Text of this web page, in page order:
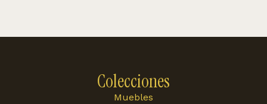
Colecciones
Muebles